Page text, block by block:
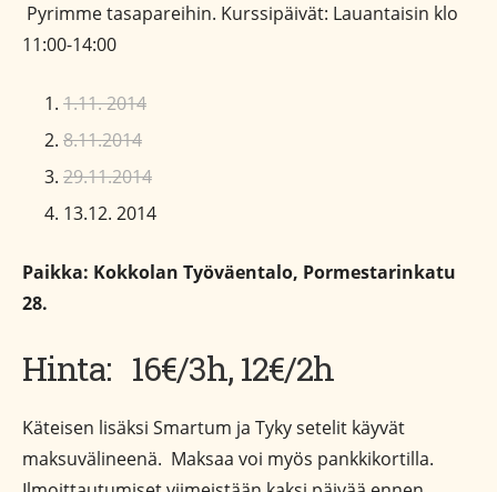
Pyrimme tasapareihin. Kurssipäivät: Lauantaisin klo
11:00-14:00
1.11. 2014
8.11.2014
29.11.2014
13.12. 2014
Paikka: Kokkolan Työväentalo, Pormestarinkatu
28.
Hinta: 16€/3h, 12€/2h
Käteisen lisäksi Smartum ja Tyky setelit käyvät
maksuvälineenä. Maksaa voi myös pankkikortilla.